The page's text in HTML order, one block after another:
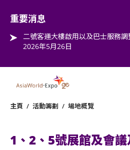
重要消息
二號客運大樓啟用以及巴士服務調
2026年5月26日
主頁 / 活動籌劃 / 場地概覽
1、2、5號展館及會